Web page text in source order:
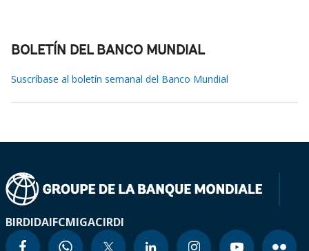
BOLETÍN DEL BANCO MUNDIAL
Suscríbase al boletín semanal del Banco Mundial
BIRDIDAIFCMIGACIRDI